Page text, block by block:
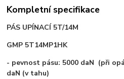
Kompletní specifikace
PÁS UPÍNACÍ 5T/14M
GMP 5T14MP1HK
- pevnost pásu: 5000 daN (při
daN (v tahu)